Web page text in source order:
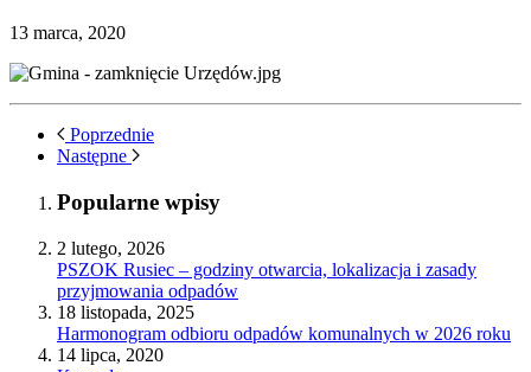
13 marca, 2020
Poprzednie
Następne
Popularne wpisy
2 lutego, 2026
PSZOK Rusiec – godziny otwarcia, lokalizacja i zasady
przyjmowania odpadów
18 listopada, 2025
Harmonogram odbioru odpadów komunalnych w 2026 roku
14 lipca, 2020